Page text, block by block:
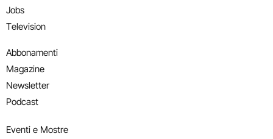
Jobs
Television
Abbonamenti
Magazine
Newsletter
Podcast
Eventi e Mostre